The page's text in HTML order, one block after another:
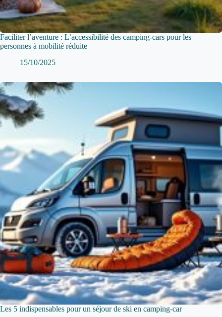
Faciliter l’aventure : L’accessibilité des camping-cars pour les
personnes à mobilité réduite
15/10/2025
Les 5 indispensables pour un séjour de ski en camping-car